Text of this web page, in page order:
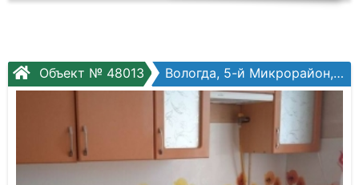
Объект № 48013 Вологда, 5-й Микрорайон, Архангельская ул, №15